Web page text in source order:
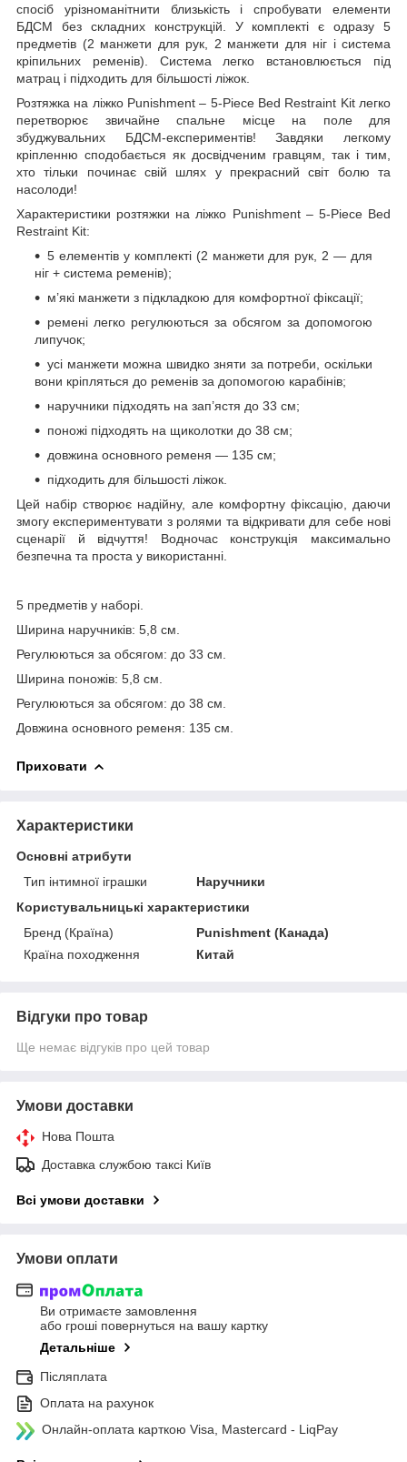
спосіб урізноманітнити близькість і спробувати елементи
БДСМ без складних конструкцій. У комплекті є одразу 5
предметів (2 манжети для рук, 2 манжети для ніг і система
кріпильних ременів). Система легко встановлюється під
матрац і підходить для більшості ліжок.
Розтяжка на ліжко Punishment – 5-Piece Bed Restraint Kit легко
перетворює звичайне спальне місце на поле для
збуджувальних БДСМ-експериментів! Завдяки легкому
кріпленню сподобається як досвідченим гравцям, так і тим,
хто тільки починає свій шлях у прекрасний світ болю та
насолоди!
Характеристики розтяжки на ліжко Punishment – 5-Piece Bed
Restraint Kit:
5 елементів у комплекті (2 манжети для рук, 2 — для
ніг + система ременів);
м’які манжети з підкладкою для комфортної фіксації;
ремені легко регулюються за обсягом за допомогою
липучок;
усі манжети можна швидко зняти за потреби, оскільки
вони кріпляться до ременів за допомогою карабінів;
наручники підходять на зап’ястя до 33 см;
поножі підходять на щиколотки до 38 см;
довжина основного ременя — 135 см;
підходить для більшості ліжок.
Цей набір створює надійну, але комфортну фіксацію, даючи
змогу експериментувати з ролями та відкривати для себе нові
сценарії й відчуття! Водночас конструкція максимально
безпечна та проста у використанні.
5 предметів у наборі.
Ширина наручників: 5,8 см.
Регулюються за обсягом: до 33 см.
Ширина поножів: 5,8 см.
Регулюються за обсягом: до 38 см.
Довжина основного ременя: 135 см.
Приховати
Характеристики
Основні атрибути
Тип інтимної іграшки
Наручники
Користувальницькі характеристики
Бренд (Країна)
Punishment (Канада)
Країна походження
Китай
Відгуки про товар
Ще немає відгуків про цей товар
Умови доставки
Нова Пошта
Доставка службою таксі Київ
Всі умови доставки
Умови оплати
Ви отримаєте замовлення
або гроші повернуться на вашу картку
Детальніше
Післяплата
Оплата на рахунок
Онлайн-оплата карткою Visa, Mastercard - LiqPay